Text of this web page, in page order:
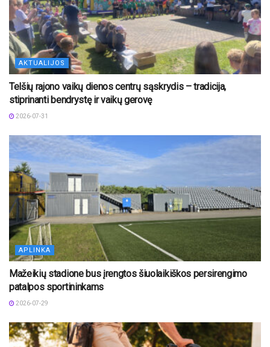
AKTUALIJOS
Telšių rajono vaikų dienos centrų sąskrydis – tradicija,
stiprinanti bendrystę ir vaikų gerovę
2026-07-31
APLINKA
Mažeikių stadione bus įrengtos šiuolaikiškos persirengimo
patalpos sportininkams
2026-07-29